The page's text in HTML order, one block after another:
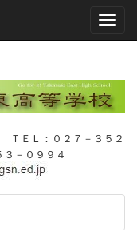
ＴＥＬ：０２７－３５２
３－０９９４